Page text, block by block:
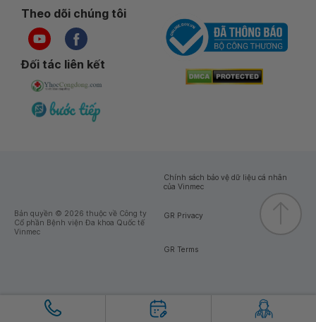
Theo dõi chúng tôi
Đối tác liên kết
Bản quyền © 2026 thuộc về Công ty
Cổ phần Bệnh viện Đa khoa Quốc tế
Vinmec
Chính sách bảo vệ dữ liệu cá nhân
của Vinmec
GR Privacy
GR Terms